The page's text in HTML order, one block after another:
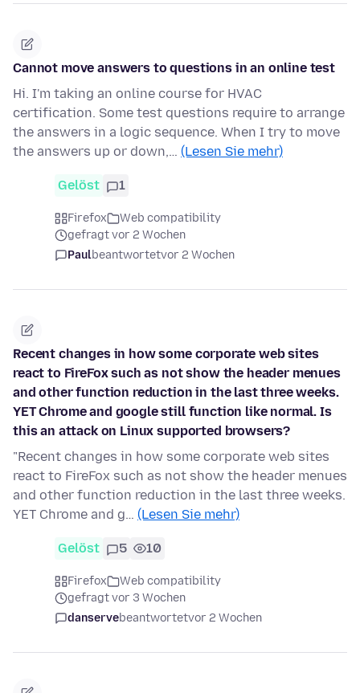
Cannot move answers to questions in an online test
Hi. I'm taking an online course for HVAC
certification. Some test questions require to arrange
the answers in a logic sequence. When I try to move
the answers up or down,… (Lesen Sie mehr)
Gelöst 1
Firefox
Web compatibility
gefragt vor 2 Wochen
Paulbeantwortetvor 2 Wochen
Recent changes in how some corporate web sites
react to FireFox such as not show the header menues
and other function reduction in the last three weeks.
YET Chrome and google still function like normal. Is
this an attack on Linux supported browsers?
"Recent changes in how some corporate web sites
react to FireFox such as not show the header menues
and other function reduction in the last three weeks.
YET Chrome and g… (Lesen Sie mehr)
Gelöst 5 10
Firefox
Web compatibility
gefragt vor 3 Wochen
danservebeantwortetvor 2 Wochen